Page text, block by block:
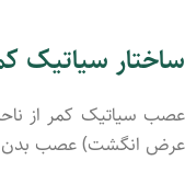
ساختار سیاتیک
عصب سیاتیک کمر از
عرض انگشت) عصب بدن